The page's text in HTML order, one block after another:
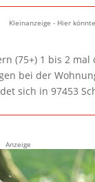
Kleinanzeige - Hier
(75+) 1 bis 2 mal
bei der
sich in 97453
Anzeige